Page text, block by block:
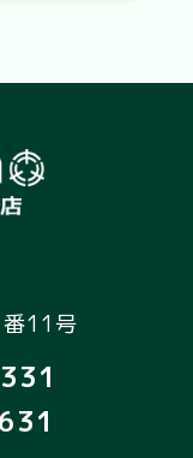
学もしくは
事務所
実働7時
分）
間休日115
/夏季/冬
ご経験者
リア）
実働7時
分）
曜、祝日
11号